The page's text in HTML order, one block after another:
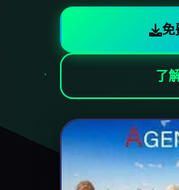
免
了